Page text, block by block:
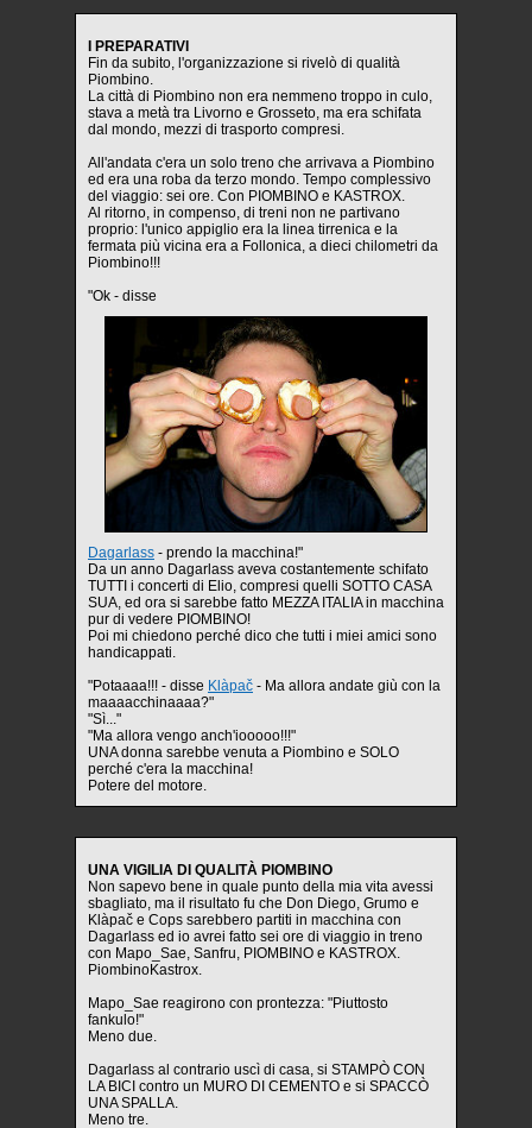
I PREPARATIVI
Fin da subito, l'organizzazione si rivelò di qualità
Piombino.
La città di Piombino non era nemmeno troppo in culo,
stava a metà tra Livorno e Grosseto, ma era schifata
dal mondo, mezzi di trasporto compresi.
All'andata c'era un solo treno che arrivava a Piombino
ed era una roba da terzo mondo. Tempo complessivo
del viaggio: sei ore. Con PIOMBINO e KASTROX.
Al ritorno, in compenso, di treni non ne partivano
proprio: l'unico appiglio era la linea tirrenica e la
fermata più vicina era a Follonica, a dieci chilometri da
Piombino!!!
"Ok - disse
Dagarlass - prendo la macchina!"
Da un anno Dagarlass aveva costantemente schifato
TUTTI i concerti di Elio, compresi quelli SOTTO CASA
SUA, ed ora si sarebbe fatto MEZZA ITALIA in macchina
pur di vedere PIOMBINO!
Poi mi chiedono perché dico che tutti i miei amici sono
handicappati.
"Potaaaa!!! - disse Klàpač - Ma allora andate giù con la
maaaacchinaaaa?"
"Sì..."
"Ma allora vengo anch'iooooo!!!"
UNA donna sarebbe venuta a Piombino e SOLO
perché c'era la macchina!
Potere del motore.
UNA VIGILIA DI QUALITÀ PIOMBINO
Non sapevo bene in quale punto della mia vita avessi
sbagliato, ma il risultato fu che Don Diego, Grumo e
Klàpač e Cops sarebbero partiti in macchina con
Dagarlass ed io avrei fatto sei ore di viaggio in treno
con Mapo_Sae, Sanfru, PIOMBINO e KASTROX.
PiombinoKastrox.
Mapo_Sae reagirono con prontezza: "Piuttosto
fankulo!"
Meno due.
Dagarlass al contrario uscì di casa, si STAMPÒ CON
LA BICI contro un MURO DI CEMENTO e si SPACCÒ
UNA SPALLA.
Meno tre.